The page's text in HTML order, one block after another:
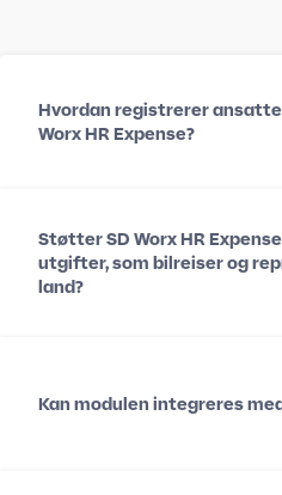
Hvordan registrerer ansatte
Worx HR Expense?
Støtter SD Worx HR
utgifter, som bilreiser og
land?
Kan modulen integreres